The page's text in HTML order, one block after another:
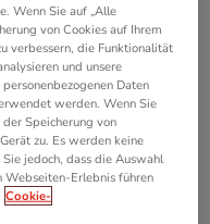
Wenn Sie auf „Alle
von Cookies auf Ihrem
verbessern, die Funktionalität
und unsere
Daten
werden. Wenn Sie
Speicherung von
zu. Es werden keine
jedoch, dass die Auswahl
Erlebnis führen
Cookie-